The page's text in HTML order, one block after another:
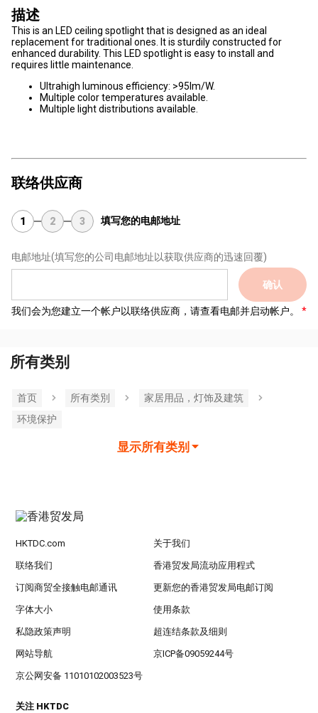
描述
This is an LED ceiling spotlight that is designed as an ideal
replacement for traditional ones. It is sturdily constructed for
enhanced durability. This LED spotlight is easy to install and
requires little maintenance.
Ultrahigh luminous efficiency: >95lm/W.
Multiple color temperatures available.
Multiple light distributions available.
联络供应商
1 2 3 填写您的电邮地址
电邮地址(填写您的公司电邮地址以获取供应商的迅速回覆)
确认
我们会为您建立一个帐户以联络供应商，请查看电邮并启动帐户。
所有类别
首页 所有类別
家居用品，灯饰及建筑
环境保护
显示所有类别
HKTDC.com 关于我们
联络我们 香港贸发局流动应用程式
订阅商贸全接触电邮通讯 更新您的香港贸发局电邮订阅
字体大小 使用条款
私隐政策声明 超连结条款及细则
网站导航 京ICP备09059244号
京公网安备 11010102003523号
关注 HKTDC